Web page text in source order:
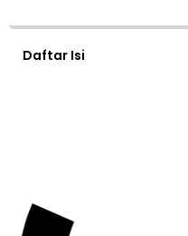
Daftar Isi